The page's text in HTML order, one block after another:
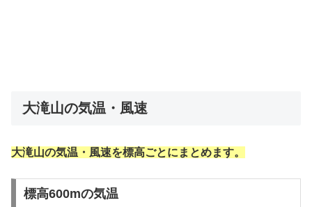
大滝山の気温・風速
大滝山の気温・風速を標高ごとにまとめます。
標高600mの気温